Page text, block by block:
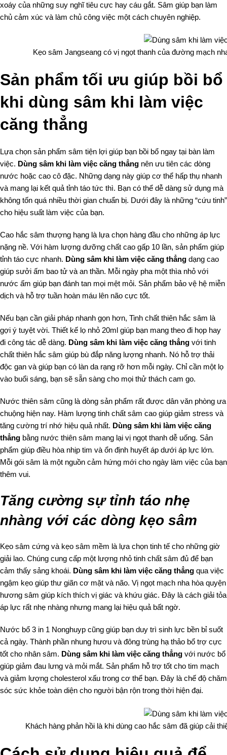
xoáy của những suy nghĩ tiêu cực hay cáu gắt. Sâm giúp bạn làm
chủ cảm xúc và làm chủ công việc một cách chuyên nghiệp.
Kẹo sâm Jangseang có vị ngọt thanh của đường mạch
Sản phẩm tối ưu giúp bồi bổ
khi dùng sâm khi làm việc
căng thẳng
Lựa chọn sản phẩm sâm tiện lợi giúp bạn bồi bổ ngay tại bàn làm
việc. Dùng sâm khi làm việc căng thẳng nên ưu tiên các dòng
nước hoặc cao cô đặc. Những dạng này giúp cơ thể hấp thụ nhanh
và mang lại kết quả tỉnh táo tức thì. Bạn có thể dễ dàng sử dụng mà
không tốn quá nhiều thời gian chuẩn bị. Dưới đây là những “cứu tinh”
cho hiệu suất làm việc của bạn.
Cao hắc sâm thượng hạng là lựa chọn hàng đầu cho những áp lực
nặng nề. Với hàm lượng dưỡng chất cao gấp 10 lần, sản phẩm giúp
tỉnh táo cực nhanh. Dùng sâm khi làm việc căng thẳng dạng cao
giúp sưởi ấm bao tử và an thần. Mỗi ngày pha một thìa nhỏ với
nước ấm giúp bạn đánh tan mọi mệt mỏi. Sản phẩm bảo vệ hệ miễn
dịch và hỗ trợ tuần hoàn máu lên não cực tốt.
Nếu bạn cần giải pháp nhanh gọn hơn, Tinh chất thiên hắc sâm là
gợi ý tuyệt vời. Thiết kế lọ nhỏ 20ml giúp bạn mang theo đi họp hay
đi công tác dễ dàng. Dùng sâm khi làm việc căng thẳng với tinh
chất thiên hắc sâm giúp bù đắp năng lượng nhanh. Nó hỗ trợ thải
độc gan và giúp bạn có làn da rạng rỡ hơn mỗi ngày. Chỉ cần một lọ
vào buổi sáng, bạn sẽ sẵn sàng cho mọi thử thách cam go.
Nước thiên sâm cũng là dòng sản phẩm rất được dân văn phòng ưa
chuộng hiện nay. Hàm lượng tinh chất sâm cao giúp giảm stress và
tăng cường trí nhớ hiệu quả nhất. Dùng sâm khi làm việc căng
thẳng bằng nước thiên sâm mang lại vị ngọt thanh dễ uống. Sản
phẩm giúp điều hòa nhịp tim và ổn định huyết áp dưới áp lực lớn.
Mỗi gói sâm là một nguồn cảm hứng mới cho ngày làm việc của bạn
thêm vui.
Tăng cường sự tỉnh táo nhẹ
nhàng với các dòng kẹo sâm
Kẹo sâm cứng và kẹo sâm mềm là lựa chọn tinh tế cho những giờ
giải lao. Chúng cung cấp một lượng nhỏ tinh chất sâm đủ để bạn
cảm thấy sảng khoái. Dùng sâm khi làm việc căng thẳng qua việc
ngậm kẹo giúp thư giãn cơ mặt và não. Vị ngọt mạch nha hòa quyện
hương sâm giúp kích thích vị giác và khứu giác. Đây là cách giải tỏa
áp lực rất nhẹ nhàng nhưng mang lại hiệu quả bất ngờ.
Nước bổ 3 in 1 Nonghuyp cũng giúp bạn duy trì sinh lực bền bỉ suốt
cả ngày. Thành phần nhung hươu và đông trùng hạ thảo bổ trợ cực
tốt cho nhân sâm. Dùng sâm khi làm việc căng thẳng với nước bổ
giúp giảm đau lưng và mỏi mắt. Sản phẩm hỗ trợ tốt cho tim mạch
và giảm lượng cholesterol xấu trong cơ thể bạn. Đây là chế độ chăm
sóc sức khỏe toàn diện cho người bận rộn trong thời hiện đại.
Khách hàng phản hồi là khi dùng cao hắc sâm đã giúp cải